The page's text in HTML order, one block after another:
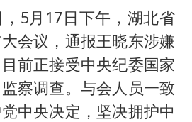
5月17日下午，湖北省
会议，通报王晓东涉嫌
前正接受中央纪委国家
察调查。与会人员一致
中央决定，坚决拥护中